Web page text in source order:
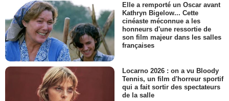
Elle a remporté un Oscar avant
Kathryn Bigelow... Cette
cinéaste méconnue a les
honneurs d'une ressortie de
son film majeur dans les salles
françaises
Locarno 2026 : on a vu Bloody
Tennis, un film d'horreur sportif
qui a fait sortir des spectateurs
de la salle